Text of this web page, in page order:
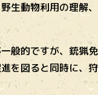
生動物利用の理解
般的ですが、銃猟
を図ると同時に、